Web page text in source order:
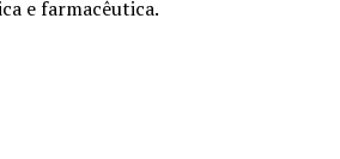
e farmacêutica.